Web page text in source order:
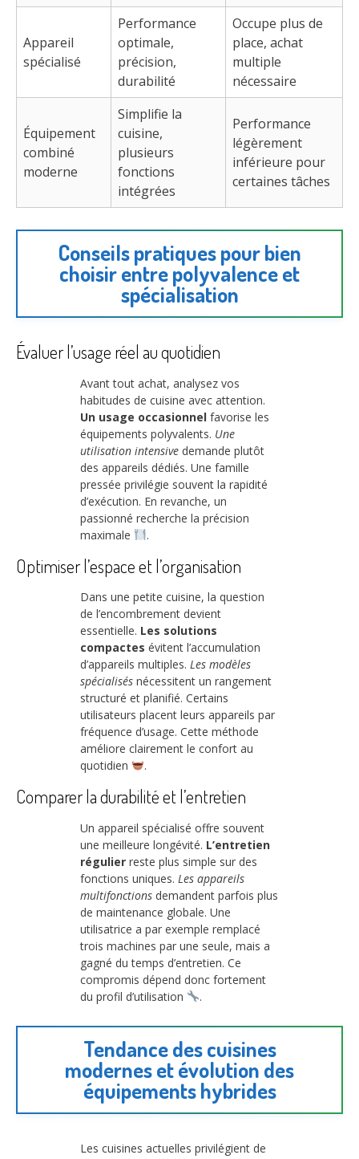
Appareil
spécialisé
Performance
optimale,
précision,
durabilité
Occupe plus de
place, achat
multiple
nécessaire
Équipement
combiné
moderne
Simplifie la
cuisine,
plusieurs
fonctions
intégrées
Performance
légèrement
inférieure pour
certaines tâches
Conseils pratiques pour bien
choisir entre polyvalence et
spécialisation
Évaluer l’usage réel au quotidien
Avant tout achat, analysez vos
habitudes de cuisine avec attention.
Un usage occasionnel favorise les
équipements polyvalents. Une
utilisation intensive demande plutôt
des appareils dédiés. Une famille
pressée privilégie souvent la rapidité
d’exécution. En revanche, un
passionné recherche la précision
maximale
.
Optimiser l’espace et l’organisation
Dans une petite cuisine, la question
de l’encombrement devient
essentielle. Les solutions
compactes évitent l’accumulation
d’appareils multiples. Les modèles
spécialisés nécessitent un rangement
structuré et planifié. Certains
utilisateurs placent leurs appareils par
fréquence d’usage. Cette méthode
améliore clairement le confort au
quotidien
.
Comparer la durabilité et l’entretien
Un appareil spécialisé offre souvent
une meilleure longévité. L’entretien
régulier reste plus simple sur des
fonctions uniques. Les appareils
multifonctions demandent parfois plus
de maintenance globale. Une
utilisatrice a par exemple remplacé
trois machines par une seule, mais a
gagné du temps d’entretien. Ce
compromis dépend donc fortement
du profil d’utilisation
.
Tendance des cuisines
modernes et évolution des
équipements hybrides
Les cuisines actuelles privilégient de